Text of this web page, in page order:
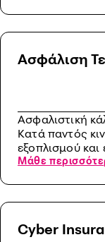
Ασφάλιση
Ασφαλιστική
Κατά παντός
εξοπλισμού
Μάθε
Cyber